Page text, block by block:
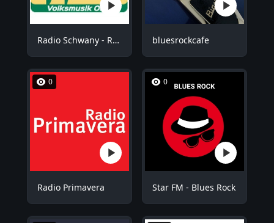
Radio Schwany - Radio Bläss bluesrockcafe
0
Radio Primavera
0
Star FM - Blues Rock